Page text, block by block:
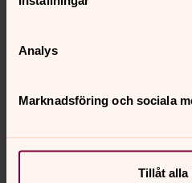
Analys
Marknadsföring och sociala
Tillåt alla
Skicka beställning
Senast ändrad 5 september 2025